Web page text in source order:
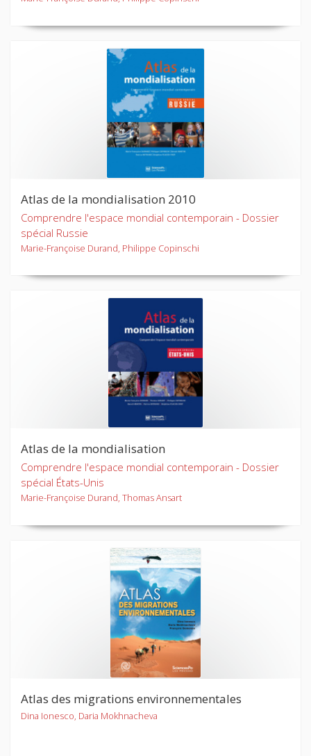
Atlas de la mondialisation 2010
Comprendre l'espace mondial contemporain - Dossier
spécial Russie
Marie-Françoise Durand, Philippe Copinschi
Atlas de la mondialisation
Comprendre l'espace mondial contemporain - Dossier
spécial États-Unis
Marie-Françoise Durand, Thomas Ansart
Atlas des migrations environnementales
Dina Ionesco, Daria Mokhnacheva